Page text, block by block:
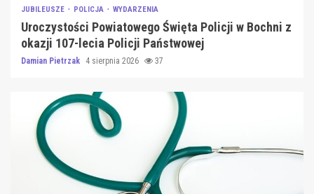
JUBILEUSZE POLICJA WYDARZENIA
Uroczystości Powiatowego Święta Policji w Bochni z
okazji 107-lecia Policji Państwowej
Damian Pietrzak 4 sierpnia 2026 37